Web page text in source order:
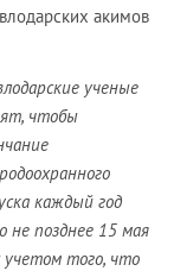
акимов
ученые
чтобы
каждый год
не позднее 15 мая
учетом того, что